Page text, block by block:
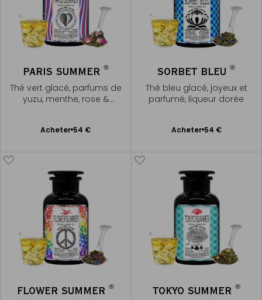
PARIS SUMMER ®
Thé vert glacé, parfums de
yuzu, menthe, rose &
Acheter 54 €
Ajouter
SORBET BLEU®
Thé bleu glacé, joyeux et
parfumé, liqueur dorée
Acheter 54 €
Ajouter
FLOWER SUMMER® TOKYO SUMMER ®